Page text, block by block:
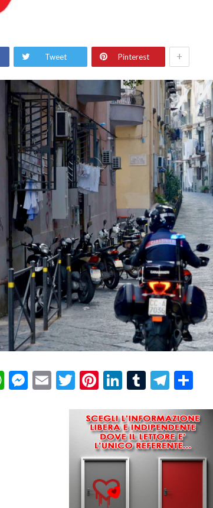
Tweet Pinterest +
WhatsApp
Messenger
EmailTwitter
Pinterest
LinkedIn
Tumblr